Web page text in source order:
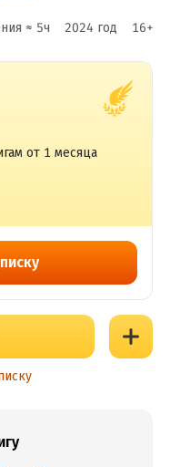
≈ 5ч 2024 год 16+
от 1 месяца